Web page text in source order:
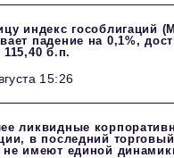
индекс гособлигаций
падение на 0,1%,
б.п.
15:26
ликвидные
в последний
не имеют единой